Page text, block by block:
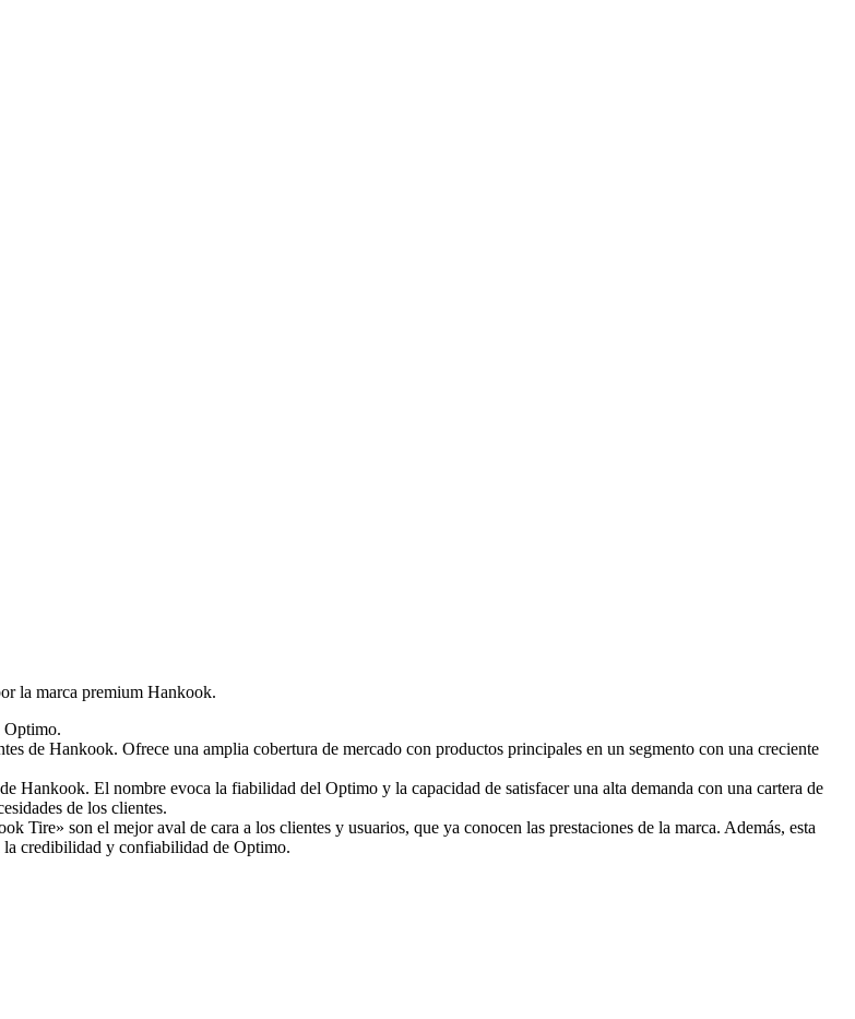
la marca premium Hankook.
Optimo.
de Hankook. Ofrece una amplia cobertura de mercado con productos principales en un segmento con una creciente
Hankook. El nombre evoca la fiabilidad del Optimo y la capacidad de satisfacer una alta demanda con una cartera de
de los clientes.
son el mejor aval de cara a los clientes y usuarios, que ya conocen las prestaciones de la marca. Además, esta
la credibilidad y confiabilidad de Optimo.